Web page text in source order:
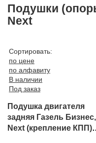
О компании
Контакты
Доставка
Гарантии
Статьи
Автомобили
Подушки
Next
Сортировать:
по цене
по алфавиту
В наличии
Под заказ
Подушка двигателя
задняя Газель Бизнес,
Next (крепление КПП)